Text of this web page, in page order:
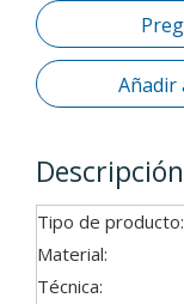
Añadir
Tipo de producto:
Material:
Técnica: